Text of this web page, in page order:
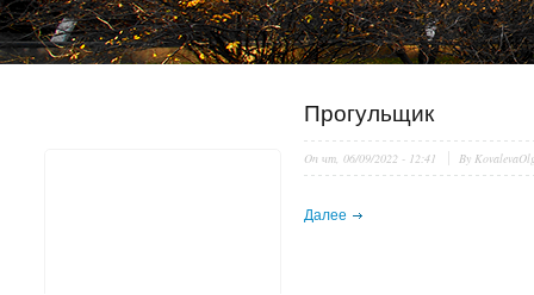
Прогульщик
On чт, 06/09/2022 - 12:41 By
Далее